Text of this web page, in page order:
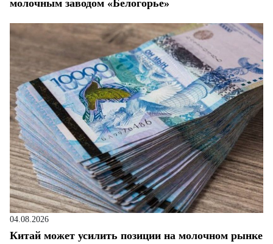
молочным заводом «Белогорье»
04.08.2026
Китай может усилить позиции на молочном рынке